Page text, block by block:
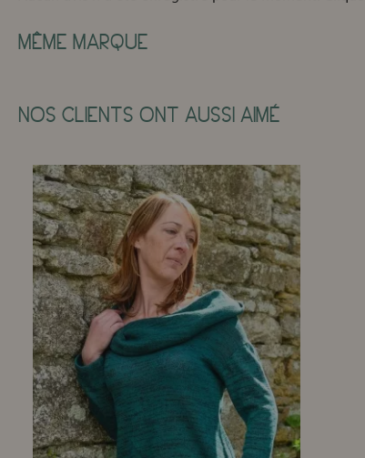
MÊME MARQUE
NOS CLIENTS ONT AUSSI AIMÉ